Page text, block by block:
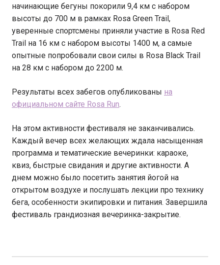
начинающие бегуны покорили 9,4 км с набором
высоты до 700 м в рамках Rosa Green Trail,
уверенные спортсмены приняли участие в Rosa Red
Trail на 16 км с набором высоты 1400 м, а самые
опытные попробовали свои силы в Rosa Black Trail
на 28 км с набором до 2200 м.
Результаты всех забегов опубликованы на
официальном сайте Rosa Run.
На этом активности фестиваля не заканчивались.
Каждый вечер всех желающих ждала насыщенная
программа и тематические вечеринки: караоке,
квиз, быстрые свидания и другие активности. А
днем можно было посетить занятия йогой на
открытом воздухе и послушать лекции про технику
бега, особенности экипировки и питания. Завершила
фестиваль грандиозная вечеринка-закрытие.